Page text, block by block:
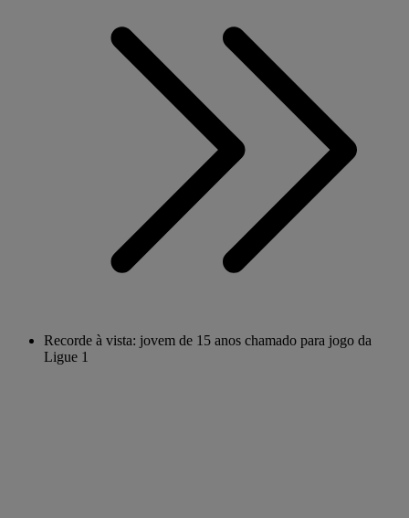
Recorde à vista: jovem de 15 anos chamado para jogo da
Ligue 1